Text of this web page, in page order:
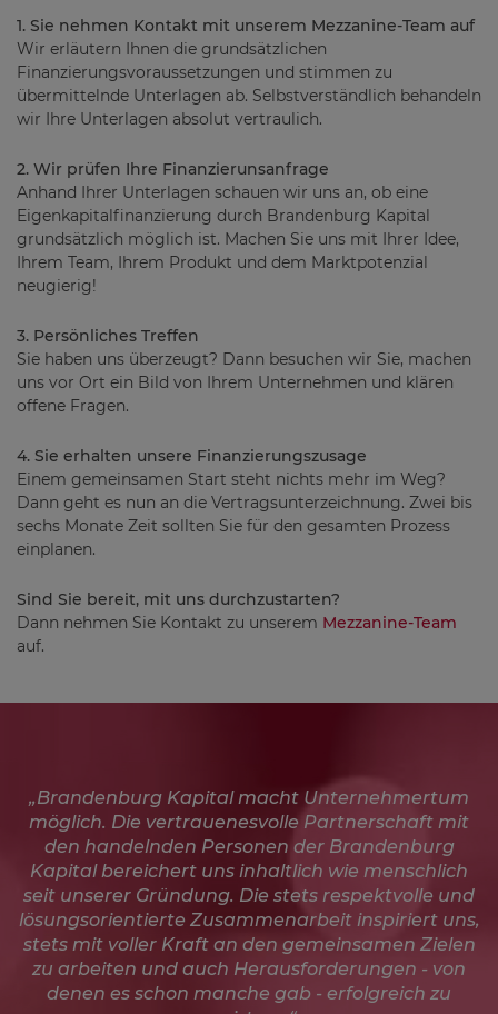
1. Sie nehmen Kontakt mit unserem Mezzanine-Team auf
Wir erläutern Ihnen die grundsätzlichen
Finanzierungsvoraussetzungen und stimmen zu
übermittelnde Unterlagen ab. Selbstverständlich behandeln
wir Ihre Unterlagen absolut vertraulich.
2. Wir prüfen Ihre Finanzierunsanfrage
Anhand Ihrer Unterlagen schauen wir uns an, ob eine
Eigenkapitalfinanzierung durch Brandenburg Kapital
grundsätzlich möglich ist. Machen Sie uns mit Ihrer Idee,
Ihrem Team, Ihrem Produkt und dem Marktpotenzial
neugierig!
3. Persönliches Treffen
Sie haben uns überzeugt? Dann besuchen wir Sie, machen
uns vor Ort ein Bild von Ihrem Unternehmen und klären
offene Fragen.
4. Sie erhalten unsere Finanzierungszusage
Einem gemeinsamen Start steht nichts mehr im Weg?
Dann geht es nun an die Vertragsunterzeichnung. Zwei bis
sechs Monate Zeit sollten Sie für den gesamten Prozess
einplanen.
Sind Sie bereit, mit uns durchzustarten?
Dann nehmen Sie Kontakt zu unserem Mezzanine-Team
auf.
„Brandenburg Kapital macht Unternehmertum
möglich. Die vertrauenesvolle Partnerschaft mit
den handelnden Personen der Brandenburg
Kapital bereichert uns inhaltlich wie menschlich
seit unserer Gründung. Die stets respektvolle und
lösungsorientierte Zusammenarbeit inspiriert uns,
stets mit voller Kraft an den gemeinsamen Zielen
zu arbeiten und auch Herausforderungen - von
denen es schon manche gab - erfolgreich zu